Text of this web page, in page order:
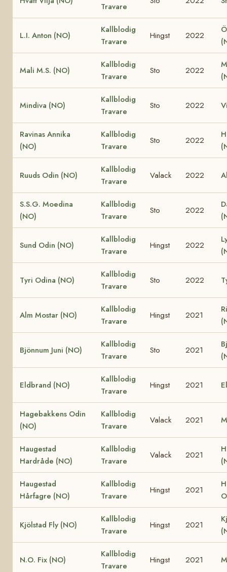
Travare
L.I. Anton (NO)
Kallblodig
Travare
Hingst 2022
Mali M.S. (NO)
Kallblodig
Travare
Sto 2022
Mindiva (NO)
Kallblodig
Travare
Sto 2022
Ravinas Annika
(NO)
Kallblodig
Travare
Sto 2022
Ruuds Odin (NO)
Kallblodig
Travare
Valack 2022
S.S.G. Moedina
(NO)
Kallblodig
Travare
Sto 2022
Sund Odin (NO)
Kallblodig
Travare
Hingst 2022
Tyri Odina (NO)
Kallblodig
Travare
Sto 2022
Alm Mostar (NO)
Kallblodig
Travare
Hingst 2021
Bjönnum Juni (NO)
Kallblodig
Travare
Sto 2021
Eldbrand (NO)
Kallblodig
Travare
Hingst 2021
Hagebakkens Odin
(NO)
Kallblodig
Travare
Valack 2021
Haugestad
Hardråde (NO)
Kallblodig
Travare
Valack 2021
Haugestad
Hårfagre (NO)
Kallblodig
Travare
Hingst 2021
Kjölstad Fly (NO)
Kallblodig
Travare
Hingst 2021
N.O. Fix (NO)
Kallblodig
Travare
Hingst 2021